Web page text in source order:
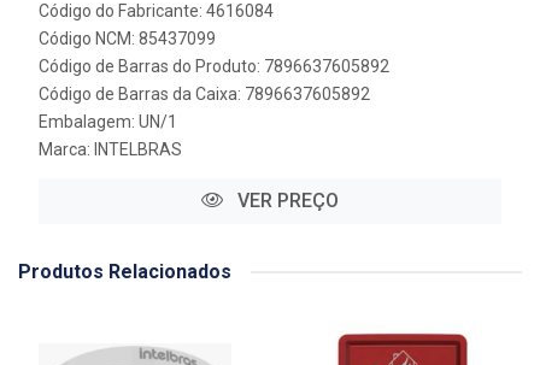
Código do Fabricante: 4616084
Código NCM: 85437099
Código de Barras do Produto: 7896637605892
Código de Barras da Caixa: 7896637605892
Embalagem: UN/1
Marca: INTELBRAS
VER PREÇO
Produtos Relacionados